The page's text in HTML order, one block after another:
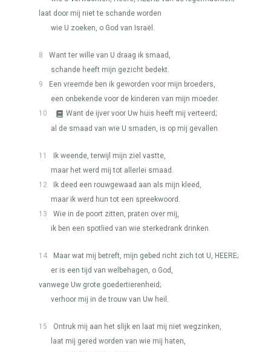
laat door mij niet te schande worden
wie U zoeken, o God van Israël.
8
Want ter wille van U draag ik smaad,
schande heeft mijn gezicht bedekt.
9
Een vreemde ben ik geworden voor mijn broeders,
een onbekende voor de kinderen van mijn moeder.
10
Want de ijver voor Uw huis heeft mij verteerd;
al de smaad van wie U smaden, is op mij gevallen.
11
Ik weende, terwijl mijn ziel vastte,
maar het werd mij tot allerlei smaad.
12
Ik deed een rouwgewaad aan als mijn kleed,
maar ik werd hun tot een spreekwoord.
13
Wie in de poort zitten, praten over mij,
ik ben een spotlied van wie sterkedrank drinken.
14 Maar wat mij betreft, mijn gebed richt zich tot U, HEERE;
er is een tijd van welbehagen, o God,
vanwege Uw grote goedertierenheid;
verhoor mij in de trouw van Uw heil.
15
Ontruk mij aan het slijk en laat mij niet wegzinken,
laat mij gered worden van wie mij haten,